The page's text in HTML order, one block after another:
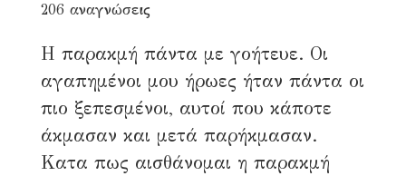
206 αναγνώσεις
Η παρακμή πάντα με γοήτευε. Οι
αγαπημένοι μου ήρωες ήταν πάντα οι
πιο ξεπεσμένοι, αυτοί που κάποτε
άκμασαν και μετά παρήκμασαν.
Κατα πως αισθάνομαι η παρακμή